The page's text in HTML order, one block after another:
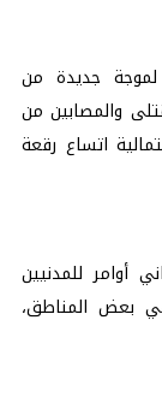
جديدة من
والمصابين من
اتساع رقعة
أوامر للمدنيين
في بعض المناطق،